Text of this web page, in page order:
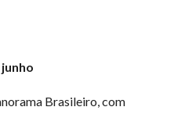
Brasileiro, com